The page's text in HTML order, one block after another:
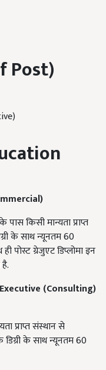
Post)
किसी मान्यता प्राप्त
के साथ न्यूनतम 60
पोस्ट ग्रेजुएट डिप्लोमा इन
Executive (Consulting)
प्राप्त संस्थान से
के साथ न्यूनतम 60